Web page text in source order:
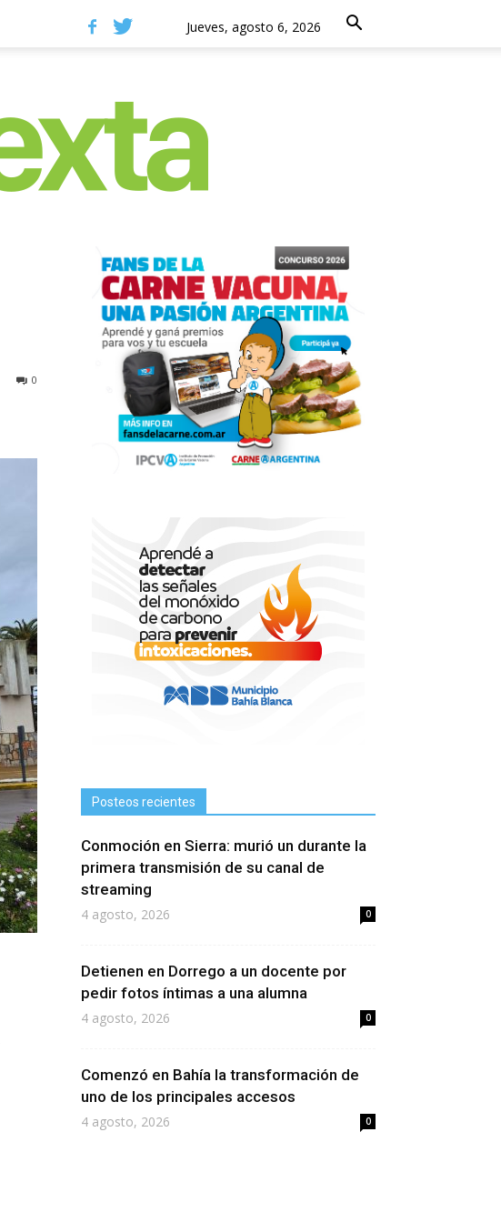
Jueves, agosto 6, 2026
0
Posteos recientes
Conmoción en Sierra: murió un durante la
primera transmisión de su canal de
streaming
4 agosto, 2026 0
Detienen en Dorrego a un docente por
pedir fotos íntimas a una alumna
4 agosto, 2026 0
Comenzó en Bahía la transformación de
uno de los principales accesos
4 agosto, 2026 0